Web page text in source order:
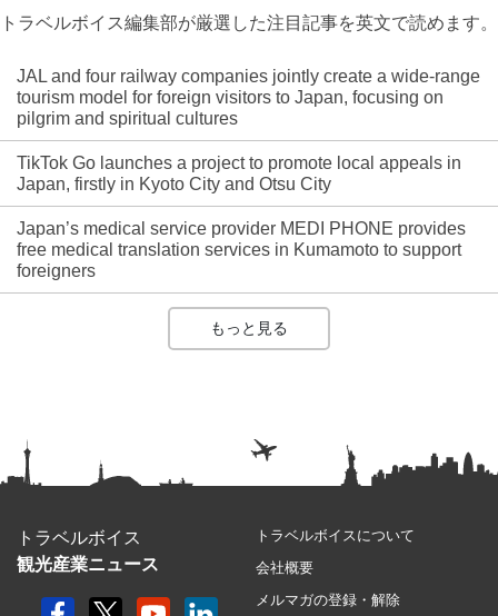
トラベルボイス編集部が厳選した注目記事を英文で読めます。
JAL and four railway companies jointly create a wide-range
tourism model for foreign visitors to Japan, focusing on
pilgrim and spiritual cultures
TikTok Go launches a project to promote local appeals in
Japan, firstly in Kyoto City and Otsu City
Japan’s medical service provider MEDI PHONE provides
free medical translation services in Kumamoto to support
foreigners
もっと見る
トラベルボイス
観光産業ニュース
トラベルボイスについて
会社概要
メルマガの登録・解除